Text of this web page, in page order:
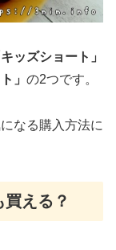
キッズショート」
」 の2つです。
なる購入方法に
える？